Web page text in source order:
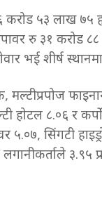
करोड ५३ लाख ७५
रु ३१
भई शीर्ष
होटल ८.०६ र
५.०७, सिंगटी
लगानीकर्ताले